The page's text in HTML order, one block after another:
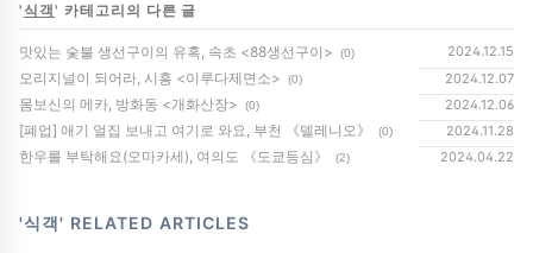
' 식객' 카테고리의 다른 글
맛있는 숯불 생선구이의 유혹, 속초 <88생선구이> (0) 2024.12.15
오리지널이 되어라, 시흥 <이루다제면소> (0) 2024.12.07
몸보신의 메카, 방화동 <개화산장> (0) 2024.12.06
[폐업] 애기 얼집 보내고 여기로 와요, 부천 《델레니오》 (0) 2024.11.28
한우를 부탁해요(오마카세), 여의도 《도쿄등심》 (2) 2024.04.22
'식객' RELATED ARTICLES